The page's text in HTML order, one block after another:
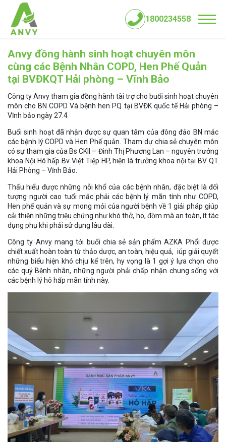
1800234558
Anvy đồng hành sinh hoạt chuyên môn
cùng các Bệnh Nhân COPD, Hen Phế Quản
tại BVĐKQT Hải phòng – Vĩnh Bảo
Công ty Anvy tham gia đồng hành tài trợ cho buổi sinh hoạt chuyên
môn cho BN COPD Và bệnh hen PQ tại BVĐK quốc tế Hải phòng –
Vĩnh bảo ngày 27.4
Buổi sinh hoạt đã nhận được sự quan tâm của đông đảo BN mắc
các bệnh lý COPD và Hen Phế quản. Tham dự chia sẻ chuyên môn
có sự tham gia của Bs CKII – Đinh Thị Phương Lan – nguyên trưởng
khoa Nội Hô hấp Bv Việt Tiệp HP, hiện là trưởng khoa nội tại BV QT
Hải Phòng – Vĩnh Bảo.
Thấu hiểu được những nỗi khổ của các bệnh nhân, đặc biệt là đối
tượng người cao tuổi mắc phải các bệnh lý mãn tính như COPD,
Hen phế quản và sự mong mỏi của người bệnh về 1 giải pháp giúp
cải thiện những triệu chứng như khó thở, ho, đờm mà an toàn, ít tác
dụng phụ khi phải sử dụng lâu dài.
Công ty Anvy mang tới buổi chia sẻ sản phẩm AZKA Phổi được
chiết xuất hoàn toàn từ thảo dược, an toàn, hiệu quả, iúp giải quyết
những biểu hiện khó chịu kể trên, hy vọng là 1 gợi ý lựa chọn cho
các quý Bệnh nhân, những người phải chấp nhận chung sống với
các bệnh lý hô hấp mãn tính này.